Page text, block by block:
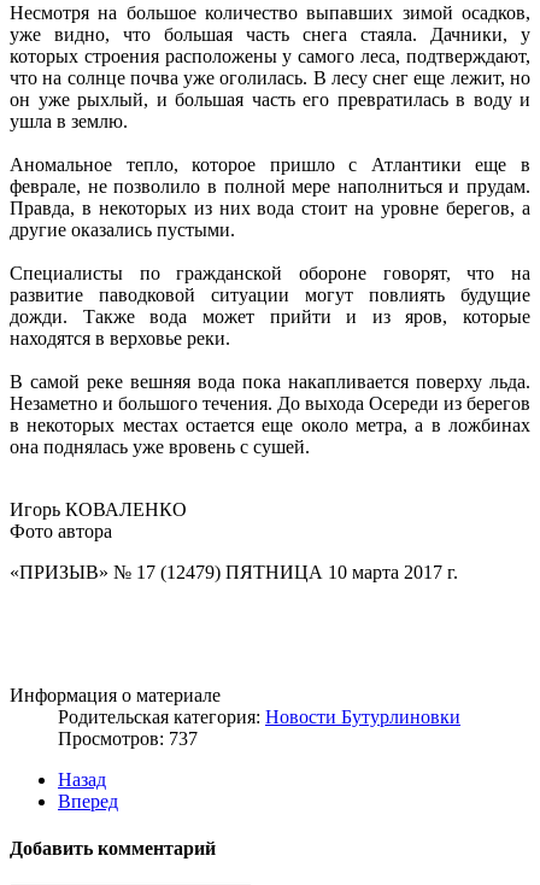
Несмотря на большое количество выпавших зимой осадков,
уже видно, что большая часть снега стаяла. Дачники, у
которых строения расположены у самого леса, подтверждают,
что на солнце почва уже оголилась. В лесу снег еще лежит, но
он уже рыхлый, и большая часть его превратилась в воду и
ушла в землю.
Аномальное тепло, которое пришло с Атлантики еще в
феврале, не позволило в полной мере наполниться и прудам.
Правда, в некоторых из них вода стоит на уровне берегов, а
другие оказались пустыми.
Специалисты по гражданской обороне говорят, что на
развитие паводковой ситуации могут повлиять будущие
дожди. Также вода может прийти и из яров, которые
находятся в верховье реки.
В самой реке вешняя вода пока накапливается поверху льда.
Незаметно и большого течения. До выхода Осереди из берегов
в некоторых местах остается еще около метра, а в ложбинах
она поднялась уже вровень с сушей.
Игорь КОВАЛЕНКО
Фото автора
«ПРИЗЫВ» № 17 (12479) ПЯТНИЦА 10 марта 2017 г.
Информация о материале
Родительская категория: Новости Бутурлиновки
Просмотров: 737
Назад
Вперед
Добавить комментарий